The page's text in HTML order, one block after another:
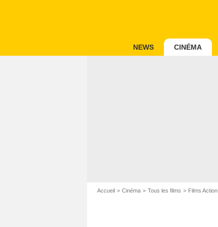
NEWS CINÉMA
Accueil Cinéma Tous les films Films Action